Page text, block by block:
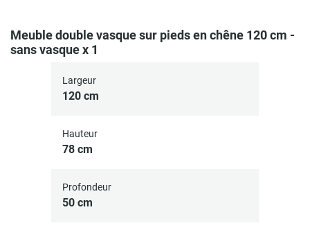
Meuble double vasque sur pieds en chêne 120 cm -
sans vasque x 1
Largeur
120 cm
Hauteur
78 cm
Profondeur
50 cm